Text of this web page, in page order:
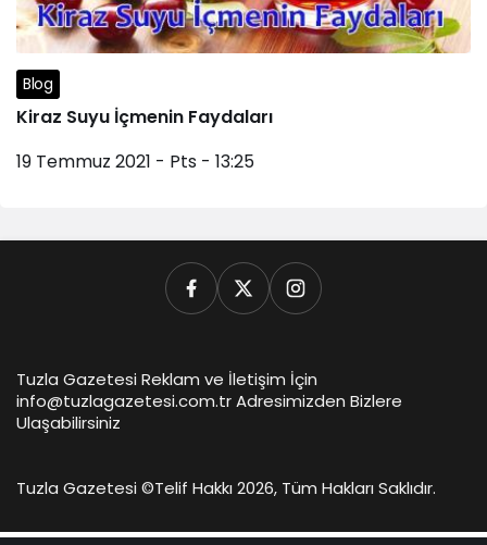
Blog
Kiraz Suyu İçmenin Faydaları
19 Temmuz 2021 - Pts - 13:25
Tuzla Gazetesi Reklam ve İletişim İçin
info@tuzlagazetesi.com.tr Adresimizden Bizlere
Ulaşabilirsiniz
Tuzla Gazetesi ©Telif Hakkı 2026, Tüm Hakları Saklıdır.